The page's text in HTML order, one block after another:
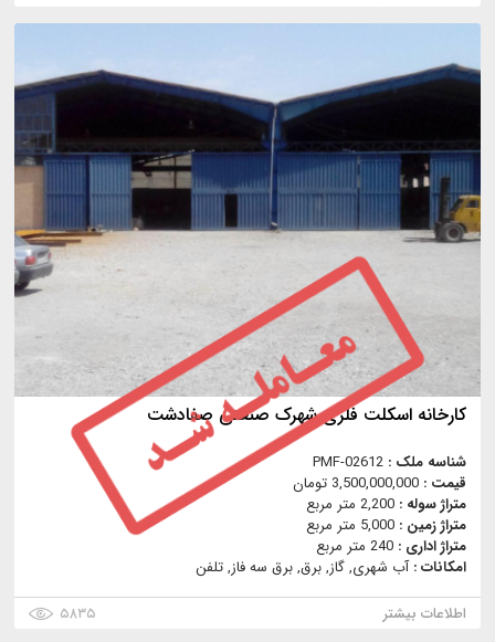
کارخانه اسکلت فلزی شهرک صنعتی صفادشت
شناسه ملک : PMF-02612
قیمت : 3,500,000,000 تومان
متراژ سوله : 2,200 متر مربع
متراژ زمین : 5,000 متر مربع
متراژ اداری : 240 متر مربع
امکانات :آب شهری, گاز, برق, برق سه فاز, تلفن
اطلاعات بیشتر
۵۸۳۵